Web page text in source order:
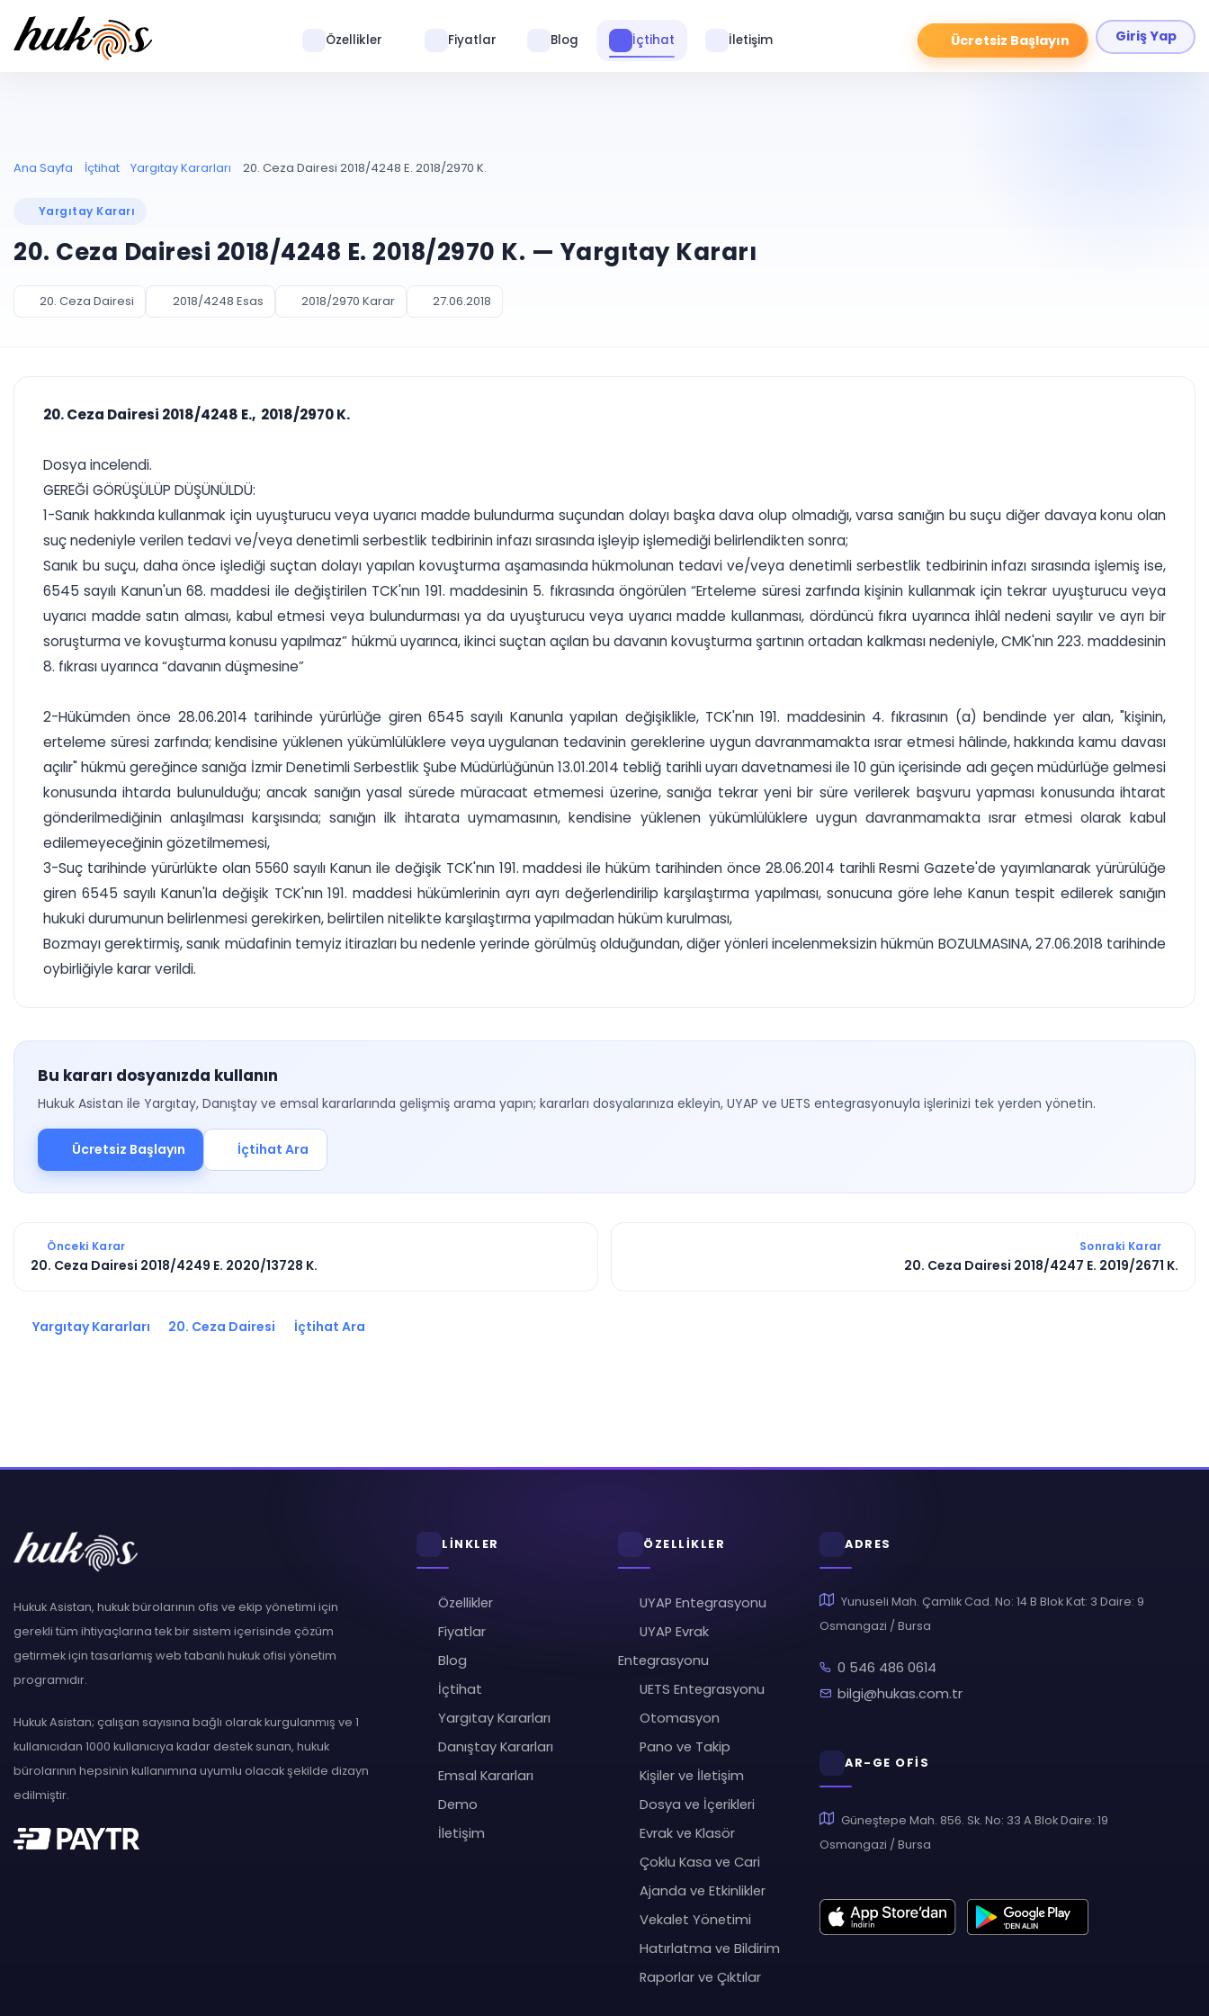
Ücretsiz Başlayın Giriş Yap
Özellikler Fiyatlar Blog İçtihat İletişim
Ana Sayfa İçtihat Yargıtay Kararları 20. Ceza Dairesi 2018/4248 E. 2018/2970 K.
Yargıtay Kararı
20. Ceza Dairesi 2018/4248 E. 2018/2970 K. — Yargıtay Kararı
20. Ceza Dairesi 2018/4248 Esas 2018/2970 Karar 27.06.2018
20. Ceza Dairesi 2018/4248 E., 2018/2970 K.
Dosya incelendi.
GEREĞİ GÖRÜŞÜLÜP DÜŞÜNÜLDÜ:
1-Sanık hakkında kullanmak için uyuşturucu veya uyarıcı madde bulundurma suçundan dolayı başka dava olup olmadığı, varsa sanığın bu suçu diğer davaya konu olan
suç nedeniyle verilen tedavi ve/veya denetimli serbestlik tedbirinin infazı sırasında işleyip işlemediği belirlendikten sonra;
Sanık bu suçu, daha önce işlediği suçtan dolayı yapılan kovuşturma aşamasında hükmolunan tedavi ve/veya denetimli serbestlik tedbirinin infazı sırasında işlemiş ise,
6545 sayılı Kanun'un 68. maddesi ile değiştirilen TCK'nın 191. maddesinin 5. fıkrasında öngörülen “Erteleme süresi zarfında kişinin kullanmak için tekrar uyuşturucu veya
uyarıcı madde satın alması, kabul etmesi veya bulundurması ya da uyuşturucu veya uyarıcı madde kullanması, dördüncü fıkra uyarınca ihlâl nedeni sayılır ve ayrı bir
soruşturma ve kovuşturma konusu yapılmaz” hükmü uyarınca, ikinci suçtan açılan bu davanın kovuşturma şartının ortadan kalkması nedeniyle, CMK'nın 223. maddesinin
8. fıkrası uyarınca “davanın düşmesine”
2-Hükümden önce 28.06.2014 tarihinde yürürlüğe giren 6545 sayılı Kanunla yapılan değişiklikle, TCK'nın 191. maddesinin 4. fıkrasının (a) bendinde yer alan, "kişinin,
erteleme süresi zarfında; kendisine yüklenen yükümlülüklere veya uygulanan tedavinin gereklerine uygun davranmamakta ısrar etmesi hâlinde, hakkında kamu davası
açılır" hükmü gereğince sanığa İzmir Denetimli Serbestlik Şube Müdürlüğünün 13.01.2014 tebliğ tarihli uyarı davetnamesi ile 10 gün içerisinde adı geçen müdürlüğe gelmesi
konusunda ihtarda bulunulduğu; ancak sanığın yasal sürede müracaat etmemesi üzerine, sanığa tekrar yeni bir süre verilerek başvuru yapması konusunda ihtarat
gönderilmediğinin anlaşılması karşısında; sanığın ilk ihtarata uymamasının, kendisine yüklenen yükümlülüklere uygun davranmamakta ısrar etmesi olarak kabul
edilemeyeceğinin gözetilmemesi,
3-Suç tarihinde yürürlükte olan 5560 sayılı Kanun ile değişik TCK'nın 191. maddesi ile hüküm tarihinden önce 28.06.2014 tarihli Resmi Gazete'de yayımlanarak yürürülüğe
giren 6545 sayılı Kanun'la değişik TCK'nın 191. maddesi hükümlerinin ayrı ayrı değerlendirilip karşılaştırma yapılması, sonucuna göre lehe Kanun tespit edilerek sanığın
hukuki durumunun belirlenmesi gerekirken, belirtilen nitelikte karşılaştırma yapılmadan hüküm kurulması,
Bozmayı gerektirmiş, sanık müdafinin temyiz itirazları bu nedenle yerinde görülmüş olduğundan, diğer yönleri incelenmeksizin hükmün BOZULMASINA, 27.06.2018 tarihinde
oybirliğiyle karar verildi.
Bu kararı dosyanızda kullanın
Hukuk Asistan ile Yargıtay, Danıştay ve emsal kararlarında gelişmiş arama yapın; kararları dosyalarınıza ekleyin, UYAP ve UETS entegrasyonuyla işlerinizi tek yerden yönetin.
Ücretsiz Başlayın İçtihat Ara
Önceki Karar
20. Ceza Dairesi 2018/4249 E. 2020/13728 K.
Sonraki Karar
20. Ceza Dairesi 2018/4247 E. 2019/2671 K.
Yargıtay Kararları 20. Ceza Dairesi İçtihat Ara
Hukuk Asistan, hukuk bürolarının ofis ve ekip yönetimi için
gerekli tüm ihtiyaçlarına tek bir sistem içerisinde çözüm
getirmek için tasarlamış web tabanlı hukuk ofisi yönetim
programıdır.
Hukuk Asistan; çalışan sayısına bağlı olarak kurgulanmış ve 1
kullanıcıdan 1000 kullanıcıya kadar destek sunan, hukuk
bürolarının hepsinin kullanımına uyumlu olacak şekilde dizayn
edilmiştir.
LİNKLER
Özellikler
Fiyatlar
Blog
İçtihat
Yargıtay Kararları
Danıştay Kararları
Emsal Kararları
Demo
İletişim
ÖZELLİKLER
UYAP Entegrasyonu
UYAP Evrak
Entegrasyonu
UETS Entegrasyonu
Otomasyon
Pano ve Takip
Kişiler ve İletişim
Dosya ve İçerikleri
Evrak ve Klasör
Çoklu Kasa ve Cari
Ajanda ve Etkinlikler
Vekalet Yönetimi
Hatırlatma ve Bildirim
Raporlar ve Çıktılar
ADRES
Yunuseli Mah. Çamlık Cad. No: 14 B Blok Kat: 3 Daire: 9
Osmangazi / Bursa
0 546 486 0614
bilgi@hukas.com.tr
AR-GE OFİS
Güneştepe Mah. 856. Sk. No: 33 A Blok Daire: 19
Osmangazi / Bursa